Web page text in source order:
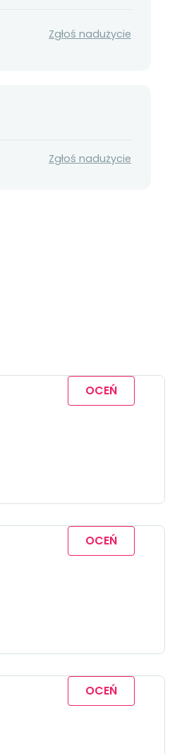
Zgłoś nadużycie
Zgłoś nadużycie
OCEŃ
OCEŃ
OCEŃ